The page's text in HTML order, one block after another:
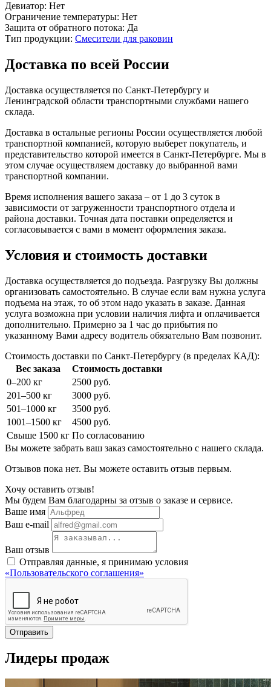
Девиатор: Нет
Ограничение температуры: Нет
Защита от обратного потока: Да
Тип продукции: Смесители для раковин
Доставка по всей России
Доставка осуществляется по Санкт-Петербургу и
Ленинградской области транспортными службами нашего
склада.
Доставка в остальные регионы России осуществляется любой
транспортной компанией, которую выберет покупатель, и
представительство которой имеется в Санкт-Петербурге. Мы в
этом случае осуществляем доставку до выбранной вами
транспортной компании.
Время исполнения вашего заказа – от 1 до 3 суток в
зависимости от загруженности транспортного отдела и
района доставки. Точная дата поставки определяется и
согласовывается с вами в момент оформления заказа.
Условия и стоимость доставки
Доставка осуществляется до подъезда. Разгрузку Вы должны
организовать самостоятельно. В случае если вам нужна услуга
подъема на этаж, то об этом надо указать в заказе. Данная
услуга возможна при условии наличия лифта и оплачивается
дополнительно. Примерно за 1 час до прибытия по
указанному Вами адресу водитель обязательно Вам позвонит.
Стоимость доставки по Санкт-Петербургу (в пределах КАД):
Вес заказа
Стоимость доставки
0–200 кг
2500 руб.
201–500 кг
3000 руб.
501–1000 кг
3500 руб.
1001–1500 кг
4500 руб.
Свыше 1500 кг По согласованию
Вы можете забрать ваш заказ самостоятельно с нашего склада.
Отзывов пока нет. Вы можете оставить отзыв первым.
Хочу оставить отзыв!
Мы будем Вам благодарны за отзыв о заказе и сервисе.
Ваше имя
Ваш e-mail
Ваш отзыв
Отправляя данные, я принимаю условия
«Пользовательского соглашения»
Отправить
Лидеры продаж